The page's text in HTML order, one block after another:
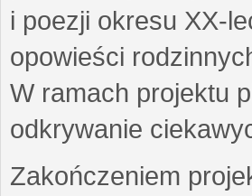
i poezji okresu XX-
opowieści
W ramach projektu
odkrywanie
Zakończeniem